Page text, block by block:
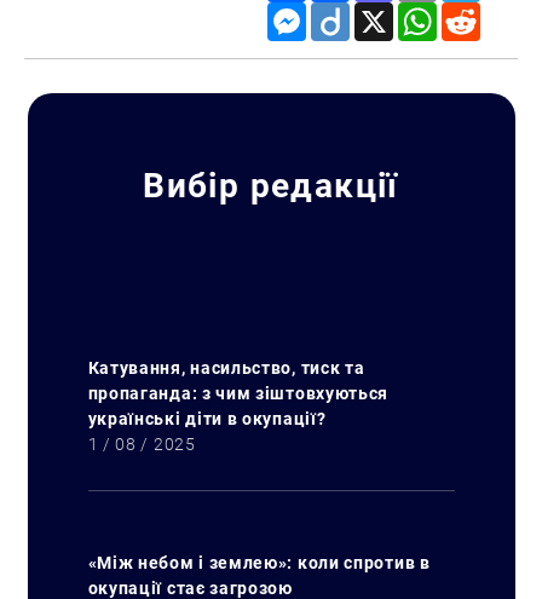
Messenger
Diigo X WhatsApp
Вибір редакції
Катування, насильство, тиск та
пропаганда: з чим зіштовхуються
українські діти в окупації?
1 / 08 / 2025
«Між небом і землею»: коли спротив в
окупації стає загрозою